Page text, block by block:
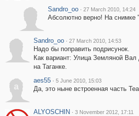
Sandro_oo · 27 March 2010, 14:24
Абсолютно верно! На снимке
Sandro_oo · 27 March 2010, 14:53
Надо бы поправить подрисунок.
Как вариант: Улица Земляной
на Таганке.
a
aes55 · 5 June 2010, 15:03
Да, это ныне встроенная часть
ALYOSCHIN · 3 November 2012, 17:11